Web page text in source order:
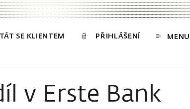
SE KLIENTEM PŘIHLÁŠENÍ MENU
v Erste Bank